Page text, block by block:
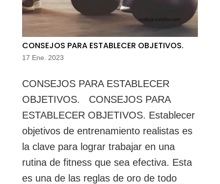
CONSEJOS PARA ESTABLECER OBJETIVOS.
17 Ene. 2023
CONSEJOS PARA ESTABLECER
OBJETIVOS. CONSEJOS PARA
ESTABLECER OBJETIVOS. Establecer
objetivos de entrenamiento realistas es
la clave para lograr trabajar en una
rutina de fitness que sea efectiva. Esta
es una de las reglas de oro de todo